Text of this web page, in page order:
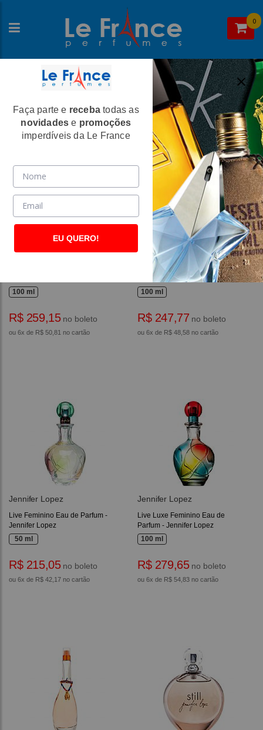
0
Home>Jennifer Lopez
Jennifer Lopez
Jennifer Lopez
100 ml
R$ 259,15no boleto
ou 6x de R$ 50,81 no cartão
Jennifer Lopez
Live Feminino Eau de Parfum -
Jennifer Lopez
100 ml
R$ 247,77 no boleto
ou 6x de R$ 48,58 no cartão
Jennifer Lopez
Live Feminino Eau de Parfum -
Jennifer Lopez
50 ml
R$ 215,05no boleto
ou 6x de R$ 42,17 no cartão
Jennifer Lopez
Live Luxe Feminino Eau de
Parfum - Jennifer Lopez
100 ml
R$ 279,65no boleto
ou 6x de R$ 54,83 no cartão
Faça parte e receba todas as
novidades e promoções
imperdíveis da Le France
EU QUERO!